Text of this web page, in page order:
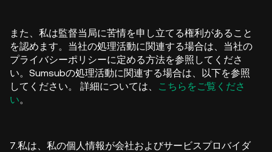
また、私は監督当局に苦情を申し立てる権利があること
を認めます。当社の処理活動に関連する場合は、当社の
プライバシーポリシーに定める方法を参照してくださ
い。Sumsubの処理活動に関連する場合は、以下を参照
してください。 詳細については、
こちらをご覧くださ
い。
7.私は、私の個人情報が会社およびサービスプロバイダ